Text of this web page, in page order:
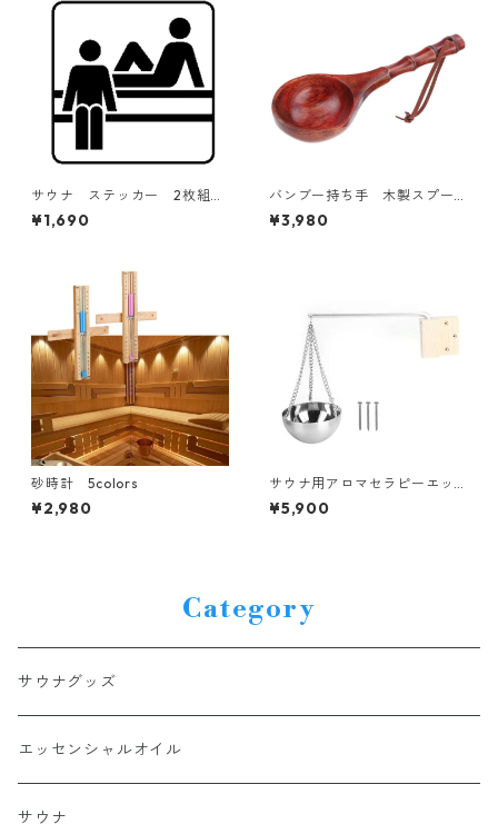
サウナ ステッカー 2枚組
7colors
¥1,690
バンブー持ち手 木製スプー
ン
¥3,980
砂時計 5colors
¥2,980
サウナ用アロマセラピーエッ
センシャルオイルカップ ス
テンレス製ボウル
¥5,900
Category
サウナグッズ
エッセンシャルオイル
サウナ